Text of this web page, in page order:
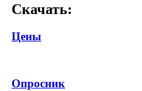
Скачать:
Цены
Опросник